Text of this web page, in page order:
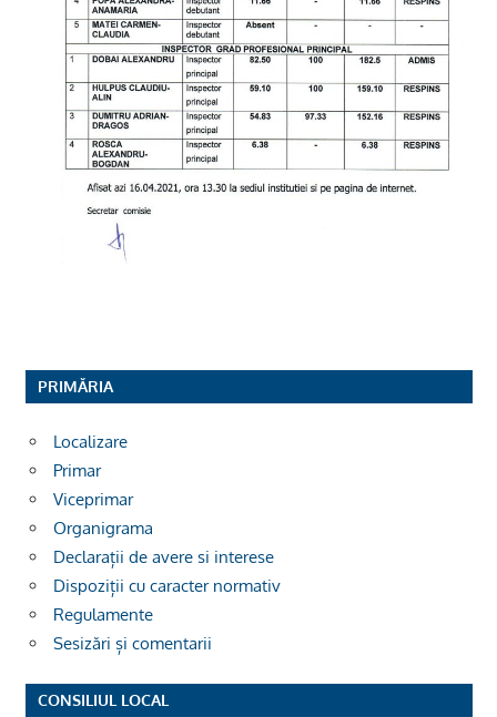
PRIMĂRIA
Localizare
Primar
Viceprimar
Organigrama
Declarații de avere si interese
Dispoziții cu caracter normativ
Regulamente
Sesizări și comentarii
CONSILIUL LOCAL